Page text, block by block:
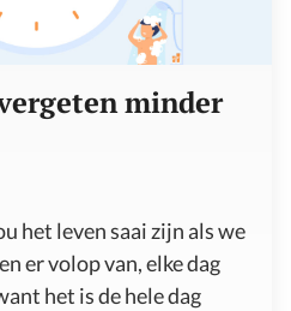
minder
het leven saai zijn als we
er volop van, elke dag
het is de hele dag